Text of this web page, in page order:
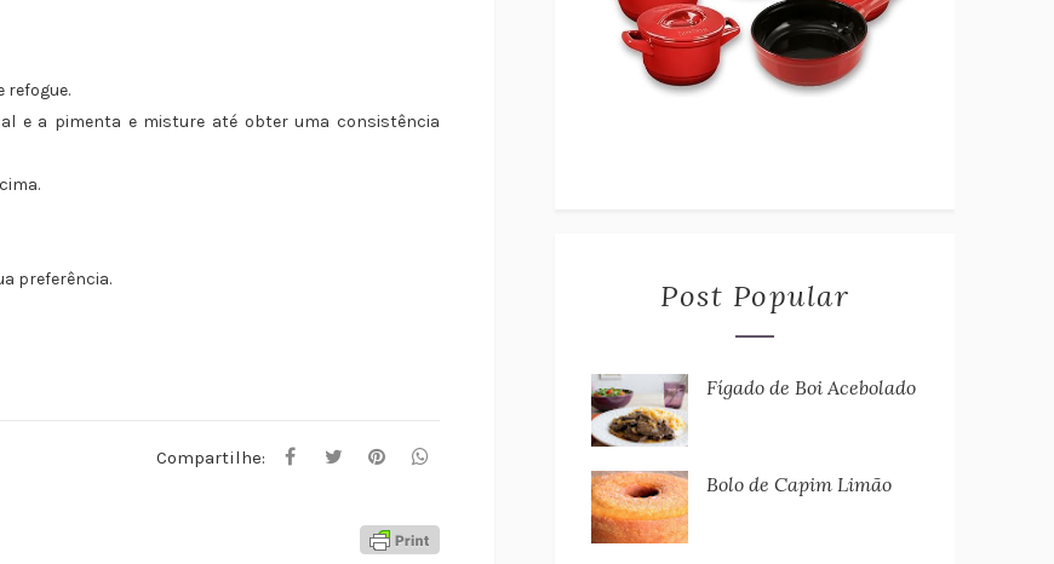
refogue.
e a pimenta e misture até obter uma consistência
preferência.
Compartilhe:
Post Popular
Fígado de Boi Acebolado
Bolo de Capim Limão